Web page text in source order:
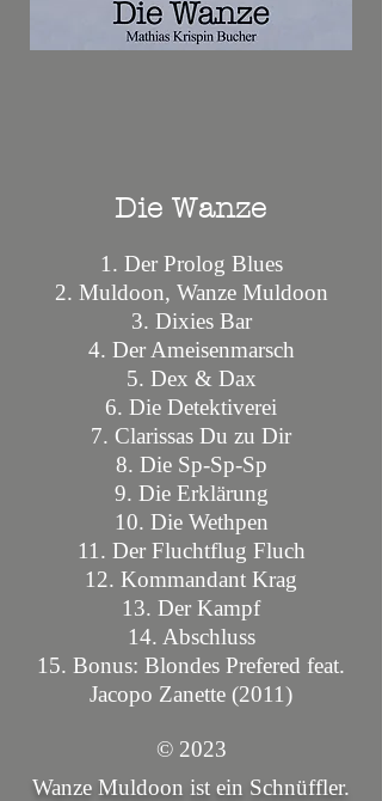
Die Wanze
1. Der Prolog Blues
2. Muldoon, Wanze Muldoon
3. Dixies Bar
4. Der Ameisenmarsch
5. Dex & Dax
6. Die Detektiverei
7. Clarissas Du zu Dir
8. Die Sp-Sp-Sp
9. Die Erklärung
10. Die Wethpen
11. Der Fluchtflug Fluch
12. Kommandant Krag
13. Der Kampf
14. Abschluss
15. Bonus: Blondes Prefered feat.
Jacopo Zanette (2011)
© 2023
Wanze Muldoon ist ein Schnüffler.